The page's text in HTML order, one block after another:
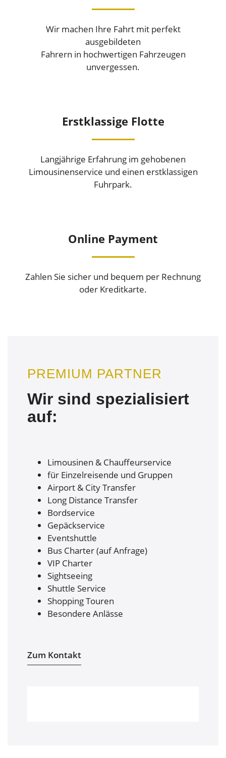
Wir machen Ihre Fahrt mit perfekt
ausgebildeten
Fahrern in hochwertigen Fahrzeugen
unvergessen.
Erstklassige Flotte
Langjährige Erfahrung im gehobenen
Limousinenservice und einen erstklassigen
Fuhrpark.
Online Payment
Zahlen Sie sicher und bequem per Rechnung
oder Kreditkarte.
PREMIUM PARTNER
Wir sind spezialisiert
auf:
Limousinen & Chauffeurservice
für Einzelreisende und Gruppen
Airport & City Transfer
Long Distance Transfer
Bordservice
Gepäckservice
Eventshuttle
Bus Charter (auf Anfrage)
VIP Charter
Sightseeing
Shuttle Service
Shopping Touren
Besondere Anlässe
Zum Kontakt